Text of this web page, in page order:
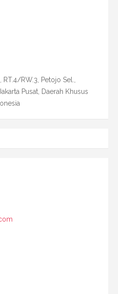
RW.3, Petojo Sel.,
Pusat, Daerah Khusus